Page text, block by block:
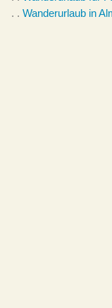
. . Wanderurlaub in